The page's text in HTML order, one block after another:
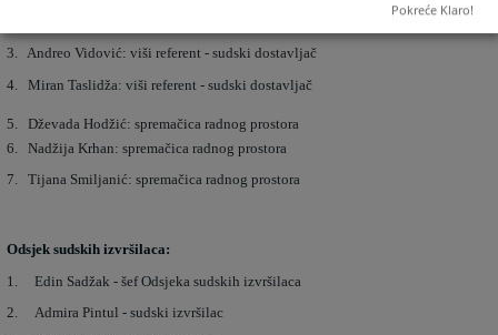
3. Andreo Vidović: viši referent - sudski dostavljač
4. Miran Taslidža: viši referent - sudski dostavljač
5. Dževada Hodžić: spremačica radnog prostora
6. Nadžija Krhan: spremačica radnog prostora
7. Tijana Smiljanić: spremačica radnog prostora
Odsjek sudskih izvršilaca:
1. Edin Sadžak - šef Odsjeka sudskih izvršilaca
2. Admira Pintul - sudski izvršilac
Pokreće Klaro!